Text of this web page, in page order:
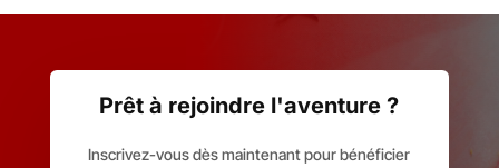
Prêt à rejoindre l'aventure ?
Inscrivez-vous dès maintenant pour bénéficier